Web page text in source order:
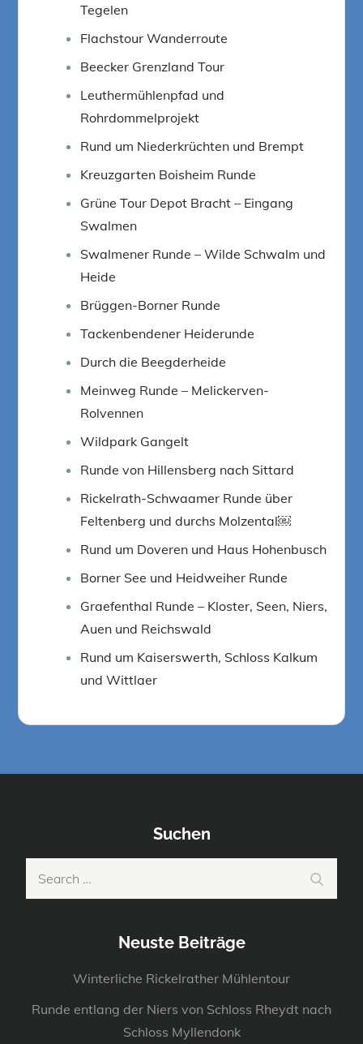
Tegelen
Flachstour Wanderroute
Beecker Grenzland Tour
Leuthermühlenpfad und
Rohrdommelprojekt
Rund um Niederkrüchten und Brempt
Kreuzgarten Boisheim Runde
Grüne Tour Depot Bracht – Eingang
Swalmen
Swalmener Runde – Wilde Schwalm und
Heide
Brüggen-Borner Runde
Tackenbendener Heiderunde
Durch die Beegderheide
Meinweg Runde – Melickerven-
Rolvennen
Wildpark Gangelt
Runde von Hillensberg nach Sittard
Rickelrath-Schwaamer Runde über
Feltenberg und durchs Molzental￼
Rund um Doveren und Haus Hohenbusch
Borner See und Heidweiher Runde
Graefenthal Runde – Kloster, Seen, Niers,
Auen und Reichswald
Rund um Kaiserswerth, Schloss Kalkum
und Wittlaer
Suchen
Neuste Beiträge
Winterliche Rickelrather Mühlentour
Runde entlang der Niers von Schloss Rheydt nach
Schloss Myllendonk